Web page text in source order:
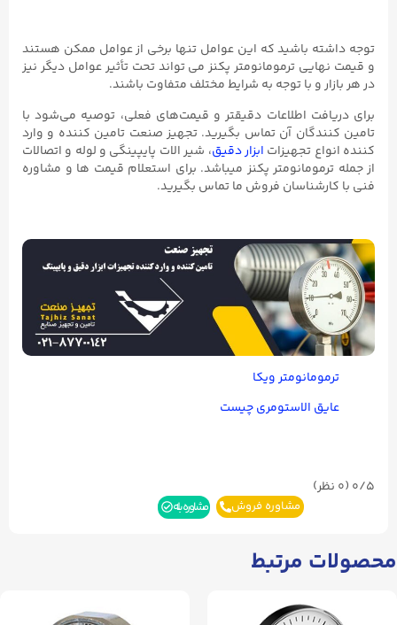
توجه داشته باشید که این عوامل تنها برخی از عوامل ممکن هستند
و قیمت نهایی ترمومانومتر پکنز می تواند تحت تأثیر عوامل دیگر نیز
در هر بازار و با توجه به شرایط مختلف متفاوت باشند.
برای دریافت اطلاعات دقیقتر و قیمت‌های فعلی، توصیه می‌شود با
تامین کنندگان آن تماس بگیرید. تجهیز صنعت تامین کننده و وارد
کننده انواع تجهیزات ابزار دقیق، شیر الات پایپینگی و لوله و اتصالات
از جمله ترمومانومتر پکنز میباشد. برای استعلام قیمت ها و مشاوره
فنی با کارشناسان فروش ما تماس بگیرید.
ترمومانومتر ویکا
عایق الاستومری چیست
0/5 (۰ نظر)
مشاوره فروش مشاوره بله
محصولات مرتبط